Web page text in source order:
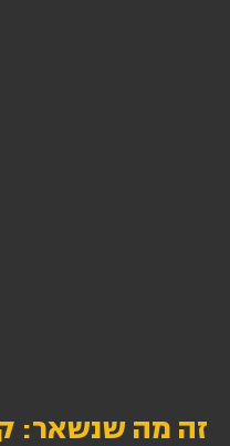
זה מה שנשאר: